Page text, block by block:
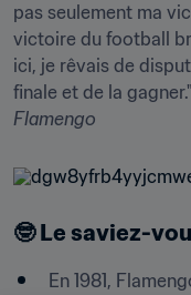
pas seulement ma
victoire du football
ici, je rêvais de
finale et de la
Flamengo
🤓 Le saviez-
En 1981,